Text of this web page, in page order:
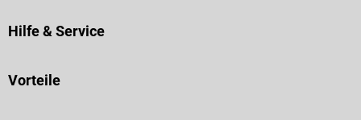
Hilfe & Service
Vorteile